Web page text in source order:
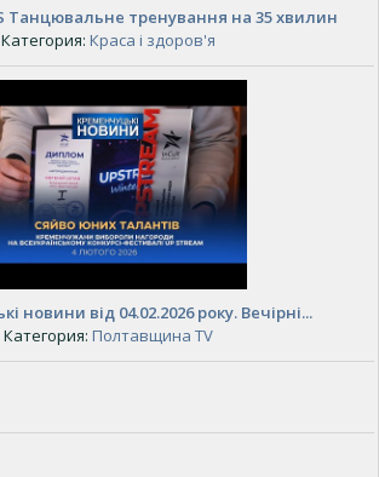
Танцювальне тренування на 35 хвилин
Категория: Краса і здоров'я
новини від 04.02.2026 року. Вечірні...
Категория: Полтавщина TV